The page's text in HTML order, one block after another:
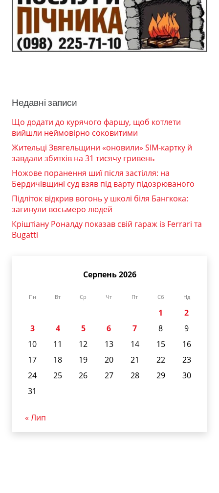
Недавні записи
Що додати до курячого фаршу, щоб котлети
вийшли неймовірно соковитими
Жительці Звягельщини «оновили» SIM-картку й
завдали збитків на 31 тисячу гривень
Ножове поранення шиї після застілля: на
Бердичівщині суд взяв під варту підозрюваного
Підліток відкрив вогонь у школі біля Бангкока:
загинули восьмеро людей
Кріштіану Роналду показав свій гараж із Ferrari та
Bugatti
Серпень 2026
Пн Вт Ср Чт Пт Сб Нд
1
2
3
4 5 6 7 8
9
10
11 12 13 14 15
16
17
18 19 20 21 22
23
24
25 26 27 28 29
30
31
« Лип